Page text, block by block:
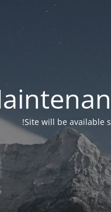
Site will be available